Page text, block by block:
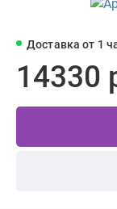
Доставка от 1
14330